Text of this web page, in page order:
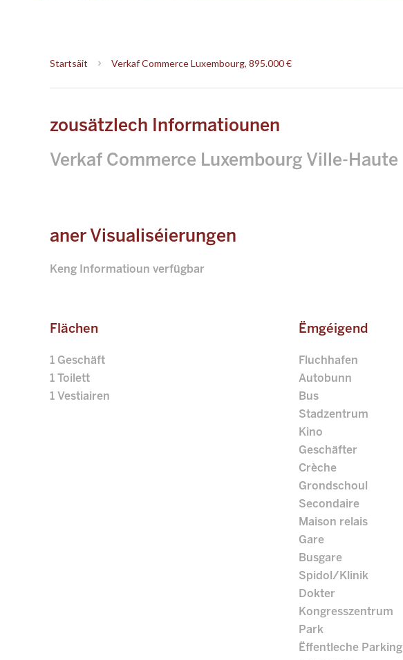
Startsäit Verkaf Commerce Luxembourg, 895.000 €
zousätzlech Informatiounen
Verkaf Commerce Luxembourg Ville-Haute
aner Visualiséierungen
Keng Informatioun verfügbar
Flächen
1 Geschäft
1 Toilett
1 Vestiairen
Ëmgéigend
Fluchhafen
Autobunn
Bus
Stadzentrum
Kino
Geschäfter
Crèche
Grondschoul
Secondaire
Maison relais
Gare
Busgare
Spidol/Klinik
Dokter
Kongresszentrum
Park
Ëffentleche Parking